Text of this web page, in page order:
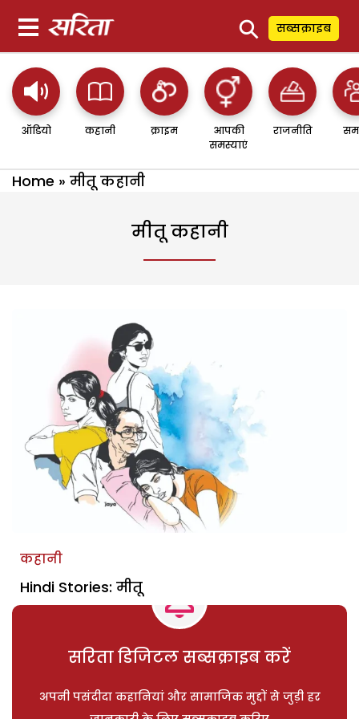
⚲ सब्सक्राइब
ऑडियो कहानी क्राइम
आपकी
समस्याएं
राजनीति
Home » मीतू कहानी
मीतू कहानी
कहानी
Hindi Stories: मीतू
सरिता डिजिटल सब्सक्राइब करें
अपनी पसंदीदा कहानियां और सामाजिक मुद्दों से जुड़ी हर